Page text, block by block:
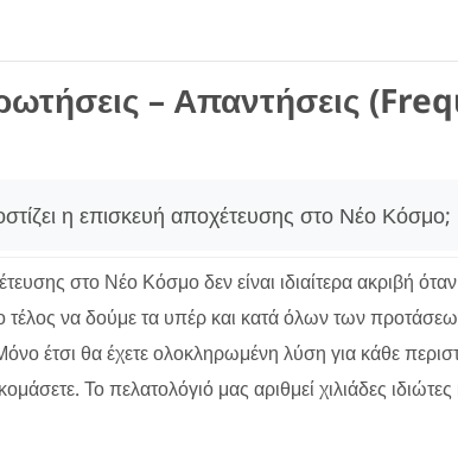
– Απαντήσεις
η επισκευή αποχέτευσης στο Νέο Κόσμο;
στο Νέο Κόσμο δεν είναι ιδιαίτερα ακριβή
τέλος να δούμε τα υπέρ και κατά όλων των
έτσι θα έχετε ολοκληρωμένη λύση για κάθε
Το πελατολόγιό μας αριθμεί χιλιάδες